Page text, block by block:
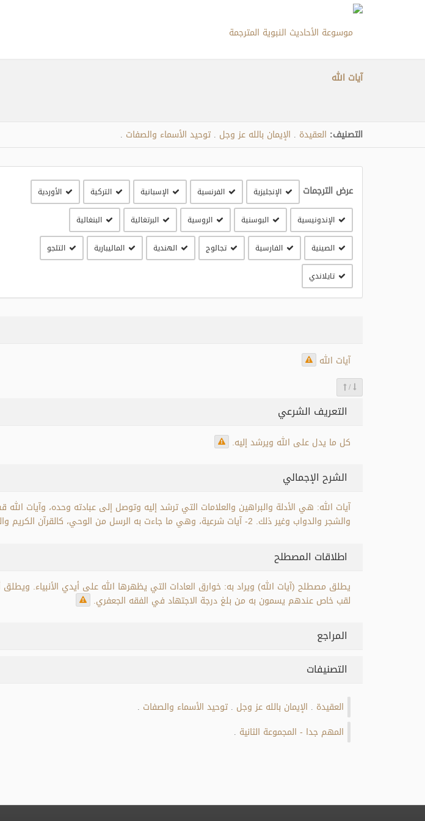
آيات الله
التصنيف: العقيدة الإيمان بالله عز وجل توحيد الأسماء والصفات
عرض الترجمات الإنجليزية الفرنسية الإسبانية التركية الأوردية
الإندونيسية البوسنية الروسية البرتغالية البنغالية
الصينية الفارسية تجالوج الهندية الماليبارية التلجو
تايلاندي
آيات الله
/
التعريف الشرعي
كل ما يدل على الله ويرشد إليه.
الشرح الإجمالي
والشجر والدواب وغير ذلك. 2- آيات شرعية، وهي ما جاءت به الرسل من الوحي، كالقرآن الكريم والسنة النبوية.
اطلاقات المصطلح
يطلق مصطلح (آيات الله) ويراد به: خوارق العادات التي يظهرها الله على أيدي الأنبياء.
لقب خاص عندهم يسمون به من بلغ درجة الاجتهاد في الفقه الجعفري.
المراجع
التصنيفات
العقيدة الإيمان بالله عز وجل توحيد الأسماء والصفات
المهم جدا - المجموعة الثانية